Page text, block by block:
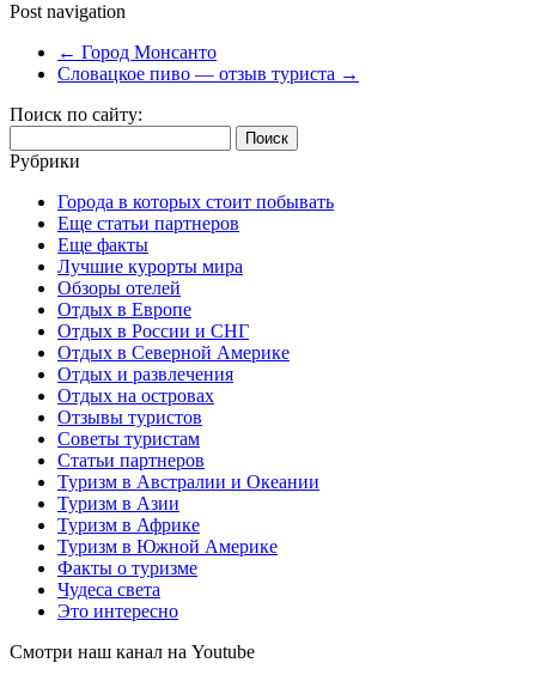
Post navigation
← Город Монсанто
Словацкое пиво — отзыв туриста →
Поиск по сайту:
Рубрики
Города в которых стоит побывать
Еще статьи партнеров
Еще факты
Лучшие курорты мира
Обзоры отелей
Отдых в Европе
Отдых в России и СНГ
Отдых в Северной Америке
Отдых и развлечения
Отдых на островах
Отзывы туристов
Советы туристам
Статьи партнеров
Туризм в Австралии и Океании
Туризм в Азии
Туризм в Африке
Туризм в Южной Америке
Факты о туризме
Чудеса света
Это интересно
Смотри наш канал на Youtube